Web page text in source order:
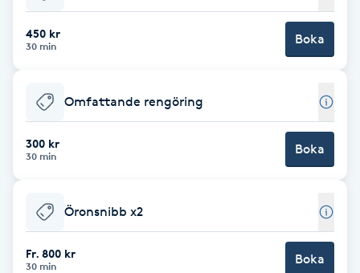
Babylights
Balayage
Bambumassage
Barber
Barnklippning
BIAB
450 kr
30 min Boka
Omfattande rengöring
300 kr
30 min Boka
Öronsnibb x2
Fr. 800 kr
30 min Boka